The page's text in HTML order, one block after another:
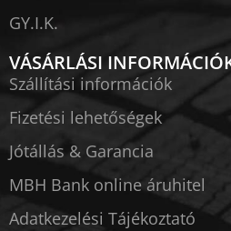
GY.I.K.
VÁSÁRLÁSI
Szállítási információk
Fizetési lehetőségek
Jótállás & Garancia
MBH Bank online áruhitel
Adatkezelési Tájékoztató